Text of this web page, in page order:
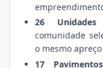
26 Unidades
comunidade
o mesmo
17